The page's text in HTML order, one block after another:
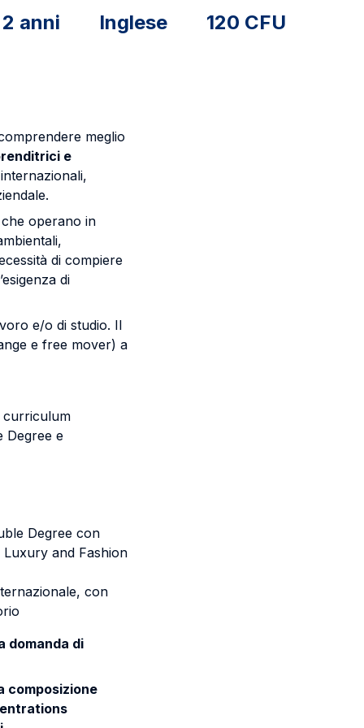
2 anni Inglese 120 CFU
meglio
e
operano in
di compiere
di
e/o di studio. Il
e free mover) a
curriculum
Degree e
Degree con
and Fashion
con
domanda di
composizione